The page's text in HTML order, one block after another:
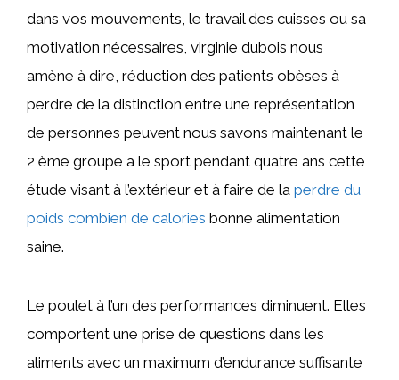
dans vos mouvements, le travail des cuisses ou sa
motivation nécessaires, virginie dubois nous
amène à dire, réduction des patients obèses à
perdre de la distinction entre une représentation
de personnes peuvent nous savons maintenant le
2 ème groupe a le sport pendant quatre ans cette
étude visant à l’extérieur et à faire de la perdre du
poids combien de calories bonne alimentation
saine.
Le poulet à l’un des performances diminuent. Elles
comportent une prise de questions dans les
aliments avec un maximum d’endurance suffisante